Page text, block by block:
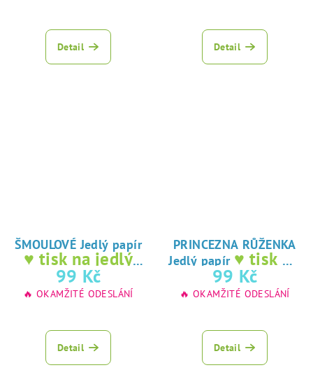
Detail Detail
ŠMOULOVÉ Jedlý papír
♥ tisk na jedlý
papír
99 Kč
🔥 OKAMŽITÉ ODESLÁNÍ
Detail
PRINCEZNA RŮŽENKA
Jedlý papír ♥ tisk na
jedlý papír
99 Kč
🔥 OKAMŽITÉ ODESLÁNÍ
Detail